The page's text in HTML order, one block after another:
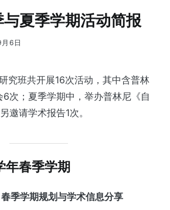
夏季学期活动简报
6日
究班共开展16次活动，其中含普林
6次；夏季学期中，举办普林尼《自
邀请学术报告1次。
春季学期
季学期规划与学术信息分享